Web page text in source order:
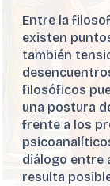
Entre la
existen
también
filosóficos
una postura
frente a los
diálogo entre
resulta